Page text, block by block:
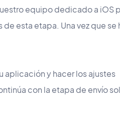
equipo dedicado a iOS
esta etapa. Una vez que se
aplicación y hacer los ajustes
con la etapa de envío